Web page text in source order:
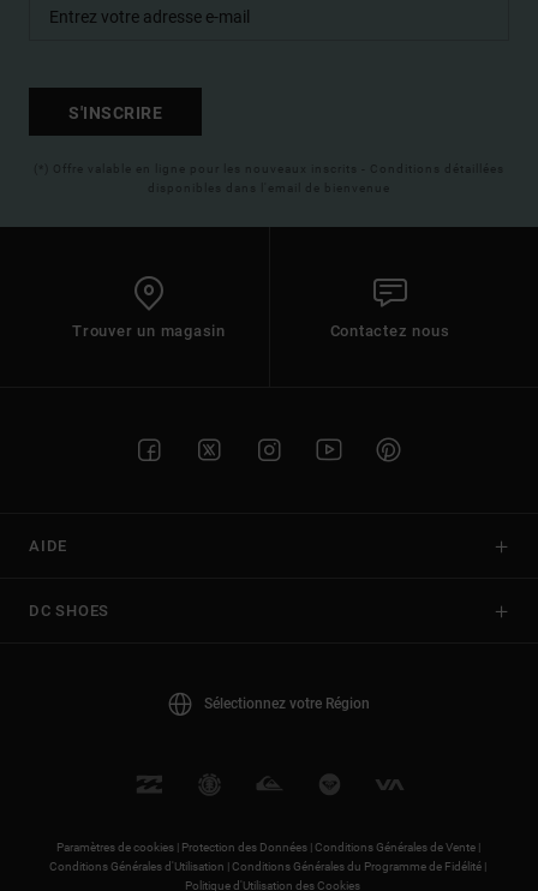
S'INSCRIRE
(*) Offre valable en ligne pour les nouveaux inscrits - Conditions détaillées
disponibles dans l'email de bienvenue
Trouver un magasin Contactez nous
AIDE
DC SHOES
Sélectionnez votre Région
Paramètres de cookies | Protection des Données |Conditions Générales de Vente |
Conditions Générales d'Utilisation |Conditions Générales du Programme de Fidélité |
Politique d'Utilisation des Cookies